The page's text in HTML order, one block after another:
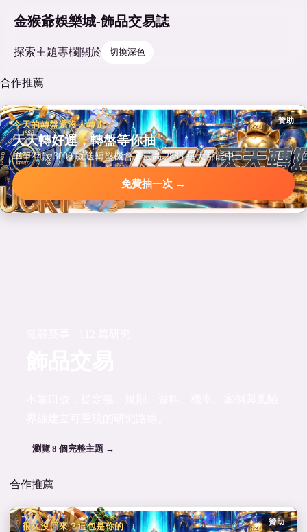
金猴爺娛樂城-飾品交易誌
探索主題專欄關於 切換深色
合作推薦
贊助
今天的轉盤還沒人轉走
天天轉好運，轉盤等你抽
單筆存款 3000 就送轉盤機會，最高 2888 每天都能中。
免費抽一次 →
瀏覽 8 個完整主題 →
合作推薦
贊助
很久沒回來？這包是你的